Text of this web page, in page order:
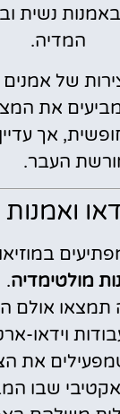
נשית
המדיה.
של
את
אך
העבר.
מולטימדיה.
אולם
וידאו-
את
שבו